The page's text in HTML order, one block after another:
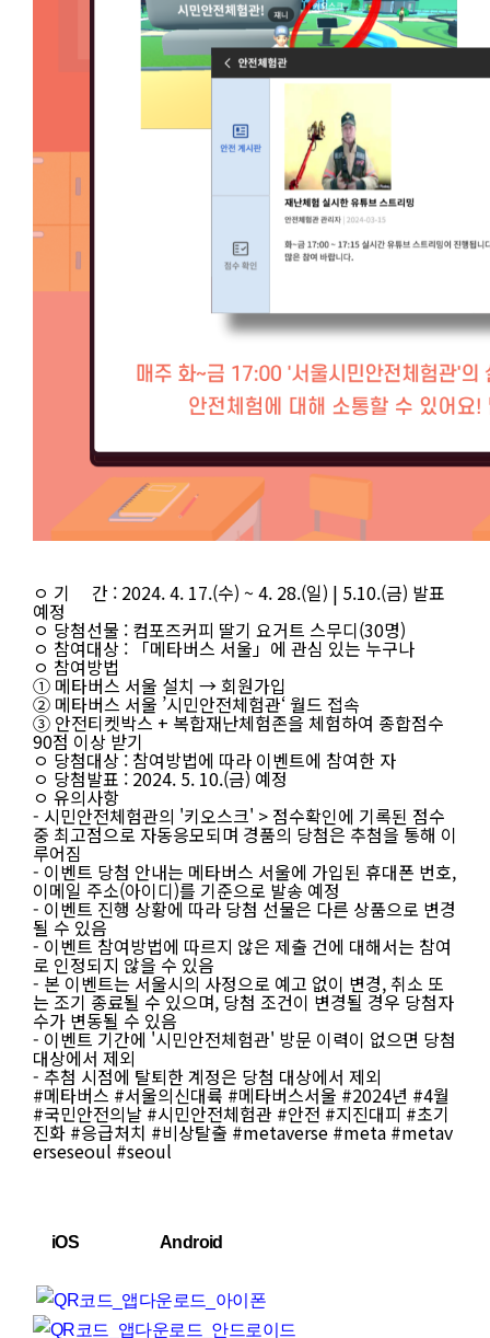
ㅇ 기 간 : 2024. 4. 17.(수) ~ 4. 28.(일) | 5.10.(금) 발표
예정
ㅇ 당첨선물 : 컴포즈커피 딸기 요거트 스무디(30명)
ㅇ 참여대상 : 「메타버스 서울」에 관심 있는 누구나
ㅇ 참여방법
① 메타버스 서울 설치 → 회원가입
② 메타버스 서울 ’시민안전체험관‘ 월드 접속
③ 안전티켓박스 + 복합재난체험존을 체험하여 종합점수
90점 이상 받기
ㅇ 당첨대상 : 참여방법에 따라 이벤트에 참여한 자
ㅇ 당첨발표 : 2024. 5. 10.(금) 예정
ㅇ 유의사항
- 시민안전체험관의 '키오스크' > 점수확인에 기록된 점수
중 최고점으로 자동응모되며 경품의 당첨은 추첨을 통해 이
루어짐
- 이벤트 당첨 안내는 메타버스 서울에 가입된 휴대폰 번호,
이메일 주소(아이디)를 기준으로 발송 예정
- 이벤트 진행 상황에 따라 당첨 선물은 다른 상품으로 변경
될 수 있음
- 이벤트 참여방법에 따르지 않은 제출 건에 대해서는 참여
로 인정되지 않을 수 있음
- 본 이벤트는 서울시의 사정으로 예고 없이 변경, 취소 또
는 조기 종료될 수 있으며, 당첨 조건이 변경될 경우 당첨자
수가 변동될 수 있음
- 이벤트 기간에 '시민안전체험관' 방문 이력이 없으면 당첨
대상에서 제외
- 추첨 시점에 탈퇴한 계정은 당첨 대상에서 제외
#메타버스 #서울의신대륙 #메타버스서울 #2024년 #4월
#국민안전의날 #시민안전체험관 #안전 #지진대피 #초기
진화 #응급처치 #비상탈출 #metaverse #meta #metav
erseseoul #seoul
iOS Android